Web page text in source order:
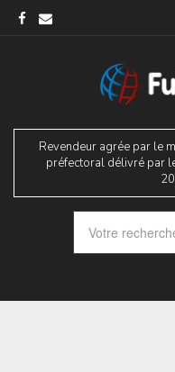
Revendeur agrée par le
préfectoral délivré par